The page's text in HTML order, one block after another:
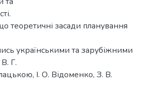
теоретичні засади планування
українськими та зарубіжними
Г.
І. О. Відоменко, З. В.